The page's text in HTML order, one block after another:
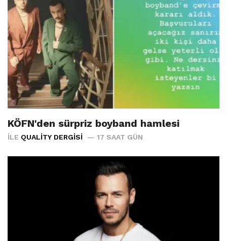
KÖFN'den sürpriz boyband hamlesi
İLE QUALITY DERGISI 17 SAAT GÜN